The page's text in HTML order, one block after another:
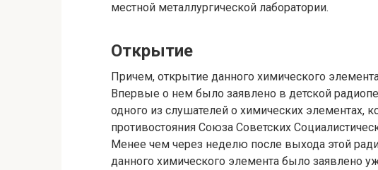
местной металлургической лаборатории.
Открытие
Причем, открытие данного химического
Впервые о нем было заявлено в детской
одного из слушателей о химических элементах,
противостояния Союза Советских
Менее чем через неделю после выхода этой
данного химического элемента было заявлено